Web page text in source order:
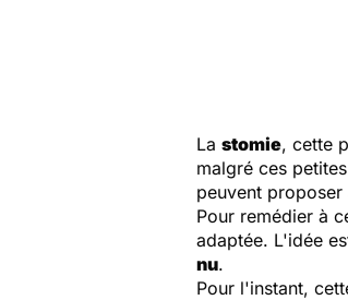
La stomie, cette
malgré ces
peuvent
Pour remédier à
adaptée. L'idée
nu.
Pour l'instant,